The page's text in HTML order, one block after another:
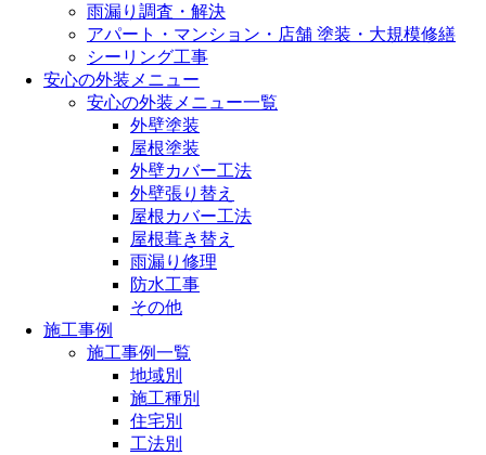
雨漏り調査・解決
アパート・マンション・店舗 塗装・大規模修繕
シーリング工事
安心の外装メニュー
安心の外装メニュー一覧
外壁塗装
屋根塗装
外壁カバー工法
外壁張り替え
屋根カバー工法
屋根葺き替え
雨漏り修理
防水工事
その他
施工事例
施工事例一覧
地域別
施工種別
住宅別
工法別